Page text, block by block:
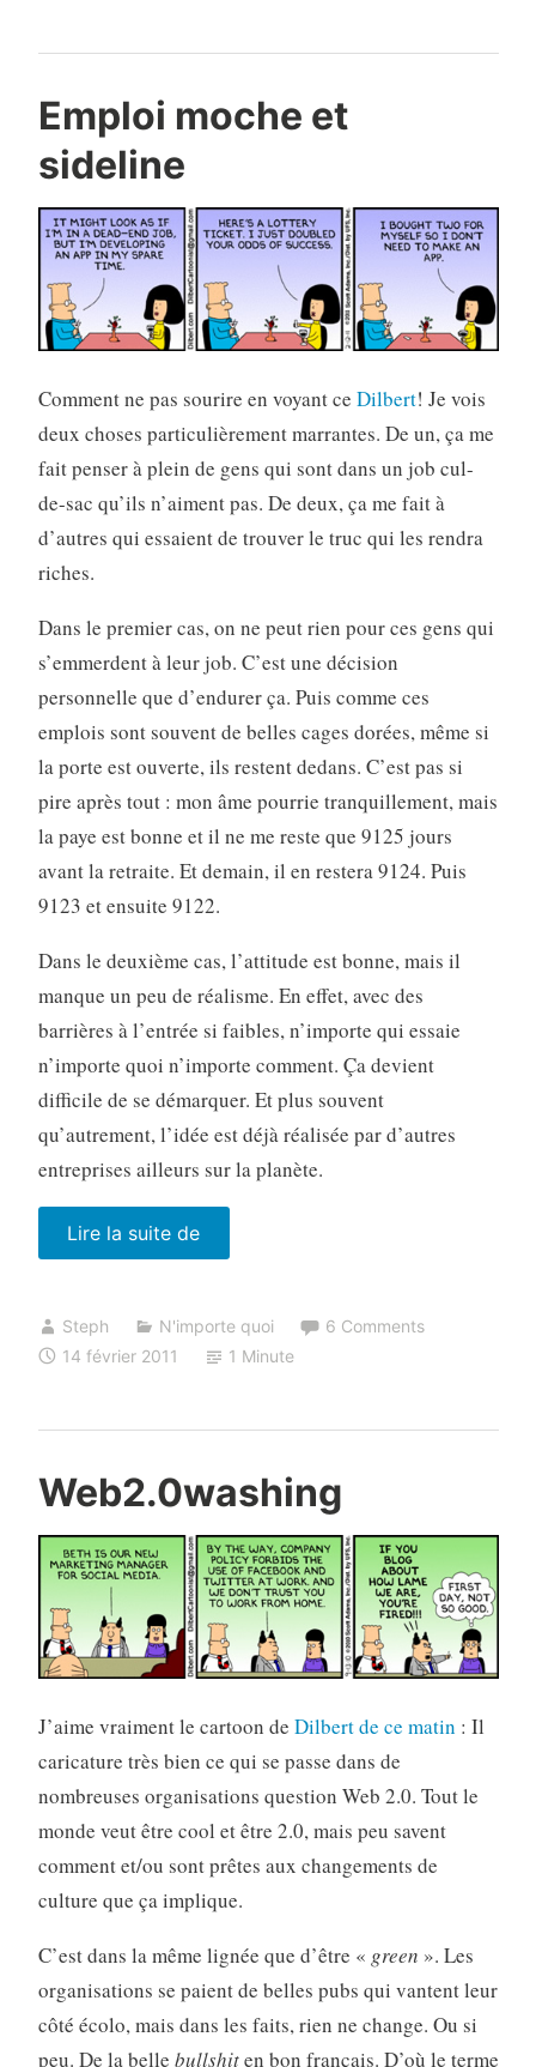
Emploi moche et
sideline
Comment ne pas sourire en voyant ce Dilbert! Je vois
deux choses particulièrement marrantes. De un, ça me
fait penser à plein de gens qui sont dans un job cul-
de-sac qu’ils n’aiment pas. De deux, ça me fait à
d’autres qui essaient de trouver le truc qui les rendra
riches.
Dans le premier cas, on ne peut rien pour ces gens qui
s’emmerdent à leur job. C’est une décision
personnelle que d’endurer ça. Puis comme ces
emplois sont souvent de belles cages dorées, même si
la porte est ouverte, ils restent dedans. C’est pas si
pire après tout : mon âme pourrie tranquillement, mais
la paye est bonne et il ne me reste que 9125 jours
avant la retraite. Et demain, il en restera 9124. Puis
9123 et ensuite 9122.
Dans le deuxième cas, l’attitude est bonne, mais il
manque un peu de réalisme. En effet, avec des
barrières à l’entrée si faibles, n’importe qui essaie
n’importe quoi n’importe comment. Ça devient
difficile de se démarquer. Et plus souvent
qu’autrement, l’idée est déjà réalisée par d’autres
entreprises ailleurs sur la planète.
Lire la suite de« Emploi
moche
sideline »
Steph N'importe quoi
6 Comments
14 février 2011
1 Minute
Web2.0washing
J’aime vraiment le cartoon de Dilbert de ce matin : Il
caricature très bien ce qui se passe dans de
nombreuses organisations question Web 2.0. Tout le
monde veut être cool et être 2.0, mais peu savent
comment et/ou sont prêtes aux changements de
culture que ça implique.
C’est dans la même lignée que d’être « green ». Les
organisations se paient de belles pubs qui vantent leur
côté écolo, mais dans les faits, rien ne change. Ou si
peu. De la belle bullshiten bon français. D’où le terme